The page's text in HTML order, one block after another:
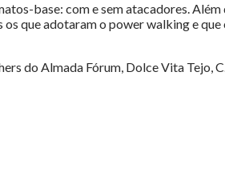
base: com e sem atacadores.
que adotaram o power walking e
do Almada Fórum, Dolce Vita Tejo,